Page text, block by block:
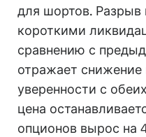
для шортов.
короткими
сравнению с
отражает снижение
уверенности с
цена
опционов вырос на